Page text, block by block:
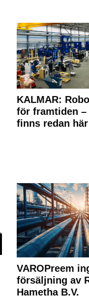
KALMAR:
för framtiden –
finns redan
VAROPreem
försäljning av
Hametha B.V.